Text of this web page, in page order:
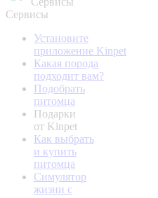
Сервисы
Установите
приложение Kinpet
Какая порода
подходит вам?
Подобрать
питомца
Подарки
от Kinpet
Как выбрать
и купить
питомца
Симулятор
жизни с